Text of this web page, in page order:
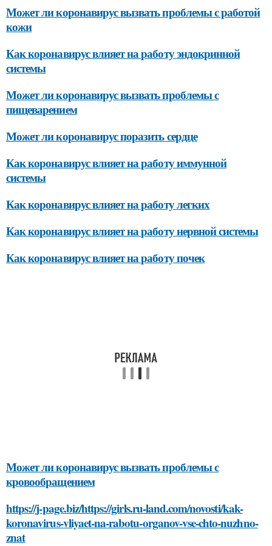
Может ли коронавирус вызвать проблемы с работой
кожи
Как коронавирус влияет на работу эндокринной
системы
Может ли коронавирус вызвать проблемы с
пищеварением
Может ли коронавирус поразить сердце
Как коронавирус влияет на работу иммунной
системы
Как коронавирус влияет на работу легких
Как коронавирус влияет на работу нервной системы
Как коронавирус влияет на работу почек
Может ли коронавирус вызвать проблемы с
кровообращением
https://j-page.biz/https://girls.ru-land.com/novosti/kak-
koronavirus-vliyaet-na-rabotu-organov-vse-chto-nuzhno-
znat